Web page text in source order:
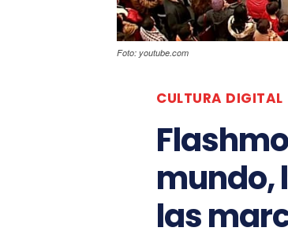
Foto: youtube.com
CULTURA DIGITAL
mundo,
las